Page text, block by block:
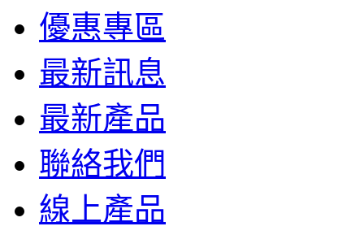
優惠專區
最新訊息
最新產品
聯絡我們
線上產品